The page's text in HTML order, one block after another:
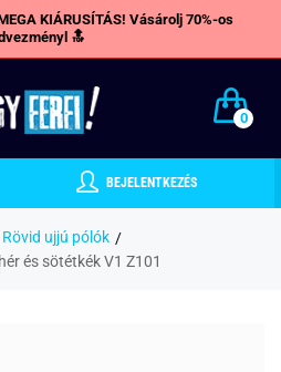
KIÁRUSÍTÁS! Vásárolj 70%-os
🔝
0
BEJELENTKEZÉS
Rövid ujjú pólók
és sötétkék V1 Z101